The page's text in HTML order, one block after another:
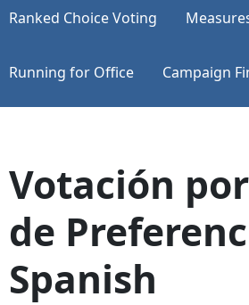
Ranked Choice Voting
Running for Office Campaign
Votación
de
Spanish